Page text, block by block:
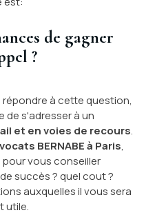
de gagner
?
à cette question,
de s'adresser à un
et en voies de recours.
BERNABE à Paris,
vous conseiller
succès ? quel cout ?
auxquelles il vous sera
utile.